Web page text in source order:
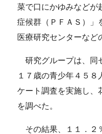
菜で口にかゆみなどが
症候群（ＰＦＡＳ）」
医療研究センターなど
研究グループは、同
１７歳の青少年４５
ケート調査を実施し、
を調べた。
その結果、１１．２